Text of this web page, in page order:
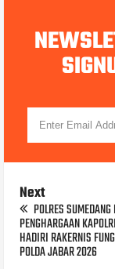
Next
POLRES
PENGHARGAAN
HADIRI RAKERNIS
POLDA JABAR 2026